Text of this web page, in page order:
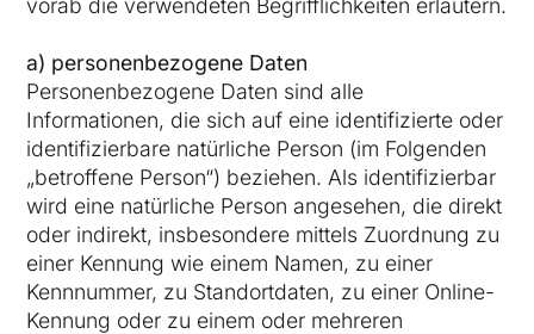
vorab die verwendeten Begrifflichkeiten erläutern.
a) personenbezogene Daten
Personenbezogene Daten sind alle
Informationen, die sich auf eine identifizierte oder
identifizierbare natürliche Person (im Folgenden
„betroffene Person“) beziehen. Als identifizierbar
wird eine natürliche Person angesehen, die direkt
oder indirekt, insbesondere mittels Zuordnung zu
einer Kennung wie einem Namen, zu einer
Kennnummer, zu Standortdaten, zu einer Online-
Kennung oder zu einem oder mehreren